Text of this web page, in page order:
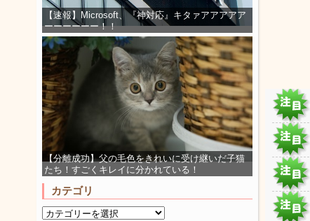
【速報】Microsoft、『神対応』キタァアアアアア
ーーーーーー！！
【分離成功】父の毛色をきれいに受け継いだ子猫
たち！すごくキレイに分かれている！
カテゴリ